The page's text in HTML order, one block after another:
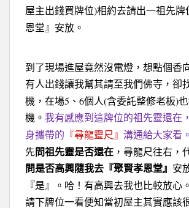
屋主出錢買牌位)相約去請出一祖先牌
恩堂』安放。
到了現場進屋竟然沒電燈，想點個香
有人出錢讓我幫其請至我們佛寺，卻
機，在場5 、 6個人(含委託整修老板)
機。 我有感應到這牌位的祖先靈還在
身攜帶的 『尋龍靈尺』 溝通給大家看。
先問祖先靈是否還在 ，尋龍尺往右，
問是否高興隨我去『聚賢孝恩堂』 安
『是』。哈！有高興去我也比較放心。
請下牌位一看便知當初屋主其實應該